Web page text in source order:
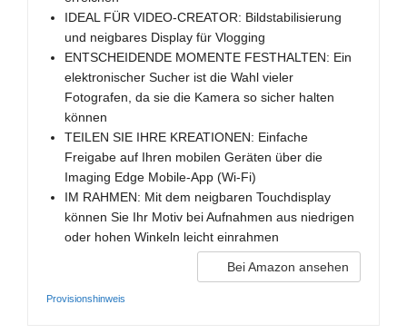
IDEAL FÜR VIDEO-CREATOR: Bildstabilisierung
und neigbares Display für Vlogging
ENTSCHEIDENDE MOMENTE FESTHALTEN: Ein
elektronischer Sucher ist die Wahl vieler
Fotografen, da sie die Kamera so sicher halten
können
TEILEN SIE IHRE KREATIONEN: Einfache
Freigabe auf Ihren mobilen Geräten über die
Imaging Edge Mobile-App (Wi-Fi)
IM RAHMEN: Mit dem neigbaren Touchdisplay
können Sie Ihr Motiv bei Aufnahmen aus niedrigen
oder hohen Winkeln leicht einrahmen
Bei Amazon ansehen
Provisionshinweis